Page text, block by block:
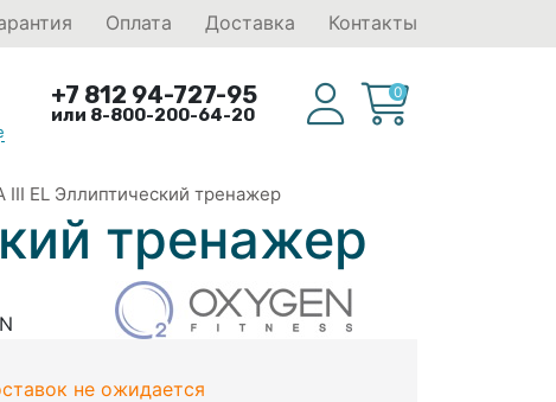
Оплата Доставка Контакты
+7 812 94-727-95
или 8-800-200-64-20
0
III EL Эллиптический тренажер
тренажер
не ожидается